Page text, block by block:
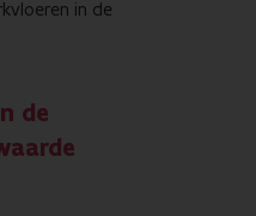
in de
de